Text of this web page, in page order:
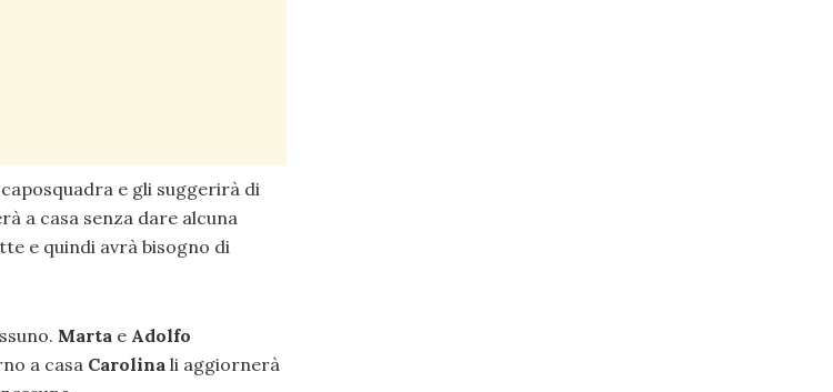
e gli suggerirà di
a casa senza dare alcuna
e quindi avrà bisogno di
Marta e Adolfo
a casa Carolina li aggiornerà